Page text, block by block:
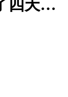
四天…